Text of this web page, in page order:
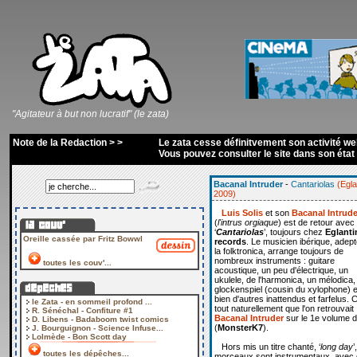
"Agitateur à but non lucratif" (le zata)
Note de la Redaction > >
Le zata cesse définitvement son activité
Vous pouvez consulter le site dans son
Oreille cassée par Fritz Bowwl
toutes les couv'...
le Zata - en sommeil profond ...
R. Sénéchal - Confiture #1
D. Libens - Badaboom twist comics
J. Bourguignon - Science Infuse...
Lolmède - Bon Scott day
toutes les dépêches...
Bacanal Intruder- Cantariolas
2009)
Luis Soliset son Bacanal
(l'intrus orgiaque) est de retour avec
‘Cantariolas’, toujours chez
records. Le musicien ibérique,
la folktronica, arrange toujours de
nombreux instruments : guitare
acoustique, un peu d'électrique, un
ukulele, de l'harmonica, un mélodica,
glockenspiel (cousin du xylophone)
bien d'autres inattendus et farfelus.
tout naturellement que l'on retrouvait
Bacanal Intrudersur le 1e volume
(MonsterK7).
Hors mis un titre chanté, ‘long day